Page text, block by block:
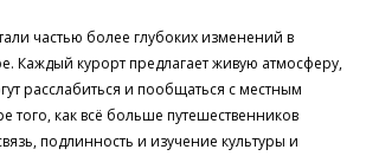
частью более глубоких изменений в
Каждый курорт предлагает живую атмосферу,
расслабиться и пообщаться с местным
того, как всё больше путешественников
подлинность и изучение культуры и